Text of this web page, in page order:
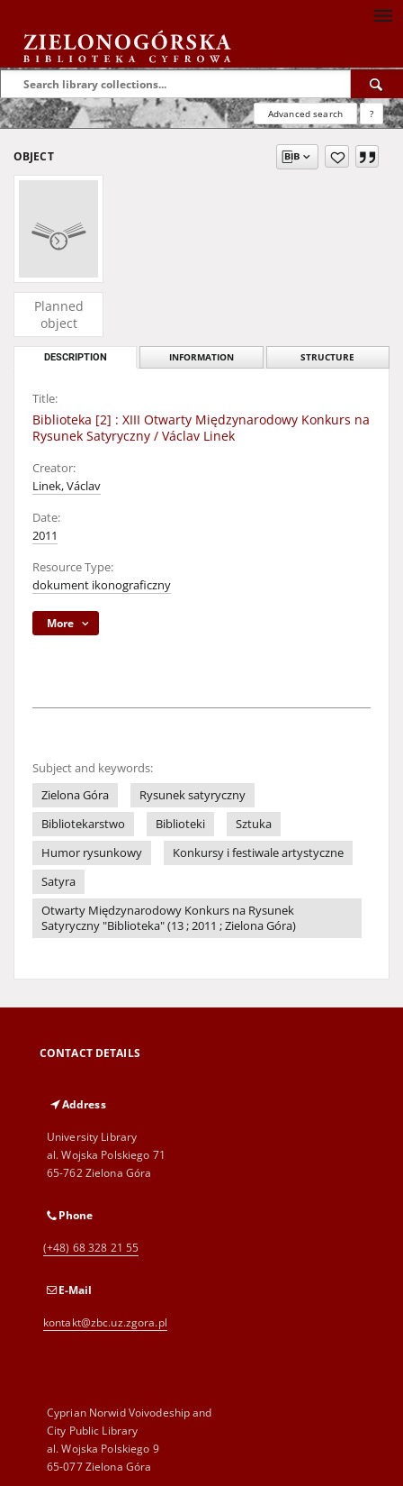
Advanced search ?
OBJECT
Planned
object
DESCRIPTION INFORMATION STRUCTURE
Title:
Biblioteka [2] : XIII Otwarty Międzynarodowy Konkurs na
Rysunek Satyryczny / Václav Linek
Creator:
Linek, Václav
Date:
2011
Resource Type:
dokument ikonograficzny
More
Subject and keywords:
Zielona Góra
Rysunek satyryczny
Bibliotekarstwo
Biblioteki
Sztuka
Humor rysunkowy
Konkursy i festiwale artystyczne
Satyra
Otwarty Międzynarodowy Konkurs na Rysunek
Satyryczny "Biblioteka" (13 ; 2011 ; Zielona Góra)
CONTACT DETAILS
Address
University Library
al. Wojska Polskiego 71
65-762 Zielona Góra
Phone
(+48) 68 328 21 55
E-Mail
kontakt@zbc.uz.zgora.pl
Cyprian Norwid Voivodeship and
City Public Library
al. Wojska Polskiego 9
65-077 Zielona Góra